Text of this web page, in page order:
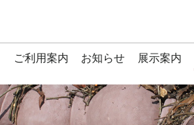
ご利用案内 お知らせ 展示案内